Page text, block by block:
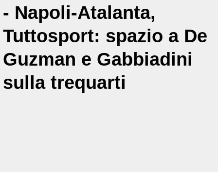
- Napoli-Atalanta,
Tuttosport: spazio a De
Guzman e Gabbiadini
sulla trequarti